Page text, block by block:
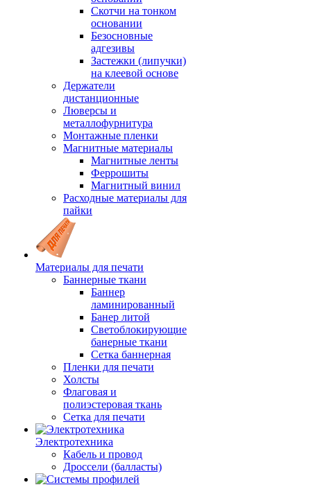
Скотчи на тонком
основании
Безосновные
адгезивы
Застежки (липучки)
на клеевой основе
Держатели
дистанционные
Люверсы и
металлофурнитура
Монтажные пленки
Магнитные материалы
Магнитные ленты
Феррошиты
Магнитный винил
Расходные материалы для
пайки
Материалы для печати
Баннерные ткани
Баннер
ламинированный
Банер литой
Светоблокирующие
банерные ткани
Сетка баннерная
Пленки для печати
Холсты
Флаговая и
полиэстеровая ткань
Сетка для печати
Электротехника
Кабель и провод
Дроссели (балласты)